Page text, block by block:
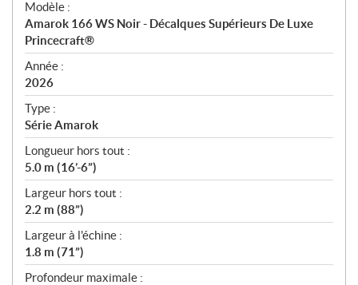
c
i
f
i
c
a
t
i
o
n
s
Modèle :
Amarok 166 WS Noir - Décalques Supérieurs De Luxe
Princecraft®
Année :
2026
Type :
Série Amarok
Longueur hors tout :
5.0 m (16’-6”)
Largeur hors tout :
2.2 m (88”)
Largeur à l'échine :
1.8 m (71”)
Profondeur maximale :